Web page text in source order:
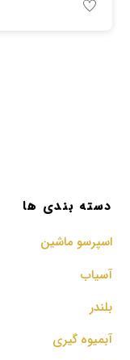
دسته بندی ها
اسپرسو‌ ماشین
آسیاب
بلندر
آبمیوه گیری